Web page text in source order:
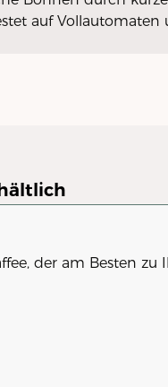
auf
der am Besten zu